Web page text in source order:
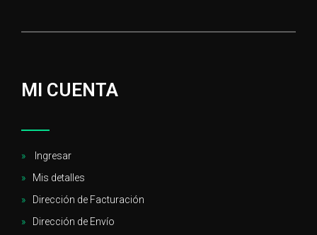
MI CUENTA
Ingresar
Mis detalles
Dirección de Facturación
Dirección de Envío